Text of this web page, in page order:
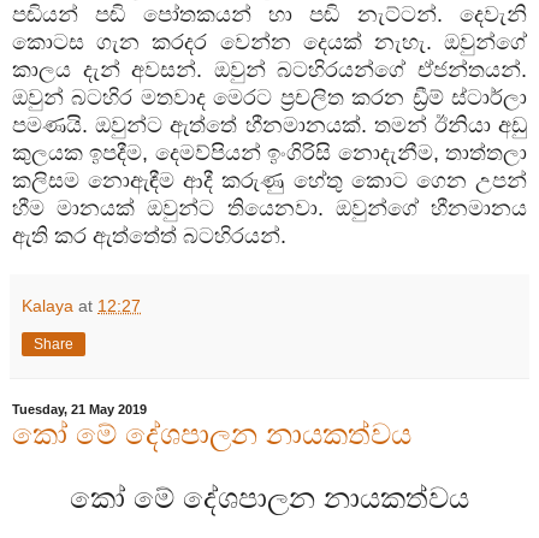
පඬියන් පඬි පෝතකයන් හා පඬි නැට්ටන්. දෙවැනි
කොටස ගැන කරදර වෙන්න දෙයක් නැහැ. ඔවුන්ගේ
කාලය දැන් අවසන්. ඔවුන් බටහිරයන්ගේ ඒජන්තයන්.
ඔවුන් බටහිර මතවාද මෙරට ප්‍රචලිත කරන ඩ්‍රීම් ස්ටාර්ලා
පමණයි. ඔවුන්ට ඇත්තේ හීනමානයක්. තමන් ඊනියා අඩු
කුලයක ඉපදීම, දෙමව්පියන් ඉංගිරිසි නොදැනීම, තාත්තලා
කලිසම නොඇඳීම ආදී කරුණු හේතු කොට ගෙන උපන්
හීම මානයක් ඔවුන්ට තියෙනවා. ඔවුන්ගේ හීනමානය
ඇති කර ඇත්තේත් බටහිරයන්.
Kalaya at 12:27
Share
Tuesday, 21 May 2019
කෝ මේ දේශපාලන නායකත්වය
කෝ මේ දේශපාලන නායකත්වය